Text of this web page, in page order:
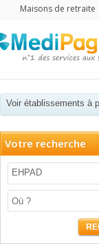
Maisons de retraite
Voir établissements à
Votre recherche
EHPAD